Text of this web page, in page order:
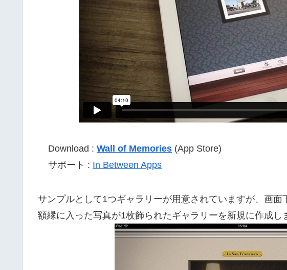
Download : Wall of Memories (App Store)
サポート : In Between Apps
サンプルとして1つギャラリーが用意されていますが、画面
額縁に入った写真が1枚飾られたギャラリーを新規に作成し